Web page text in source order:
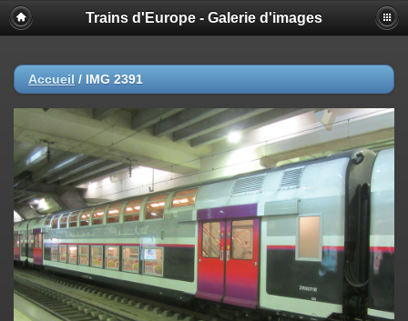
Trains d'Europe - Galerie d'images
Accueil / IMG 2391